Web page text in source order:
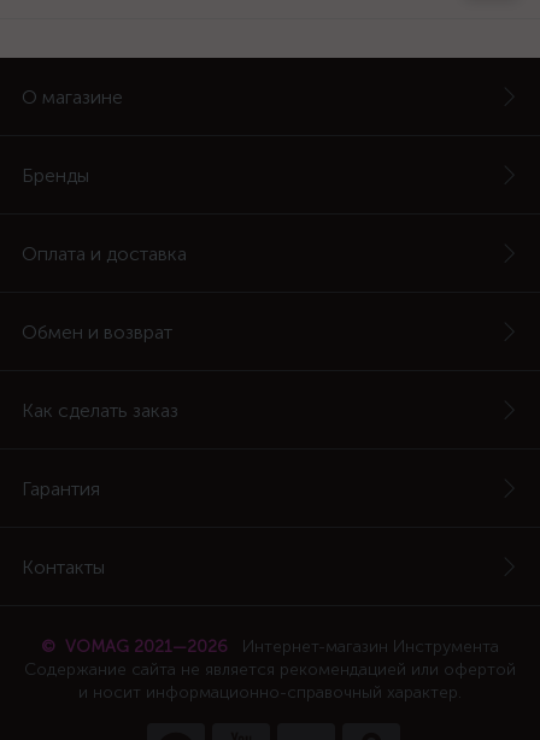
О магазине
Бренды
Оплата и доставка
Обмен и возврат
Как сделать заказ
Гарантия
Контакты
© VOMAG 2021—2026
Интернет-магазин Инструмента
Содержание сайта не является рекомендацией или офертой
и носит информационно-справочный характер.